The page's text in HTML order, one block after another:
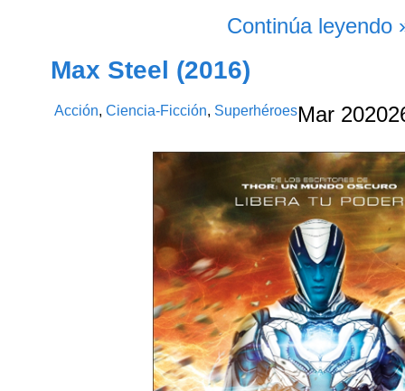
Continúa leyendo
Max Steel (2016)
Acción,Ciencia-Ficción, Superhéroes Mar 20